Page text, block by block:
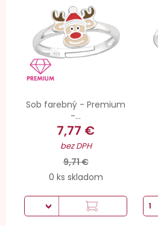
Sob farebný - Premium
-...
7,77 €
bez DPH
9,71 €
0 ks skladom